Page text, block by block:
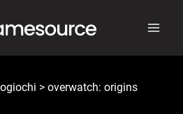
> overwatch: origins